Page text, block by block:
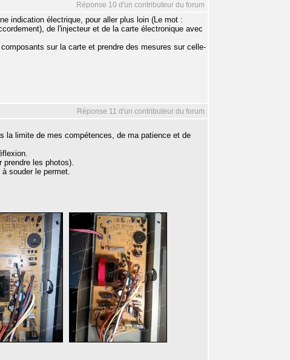
Réponse 10 d'un contributeur du forum
indication électrique, pour aller plus loin (Le mot :
de l'injecteur et de la carte électronique avec
sur la carte et prendre des mesures sur celle-
Réponse 11 d'un contributeur du forum
la limite de mes compétences, de ma patience et de
prendre les photos).
souder le permet.